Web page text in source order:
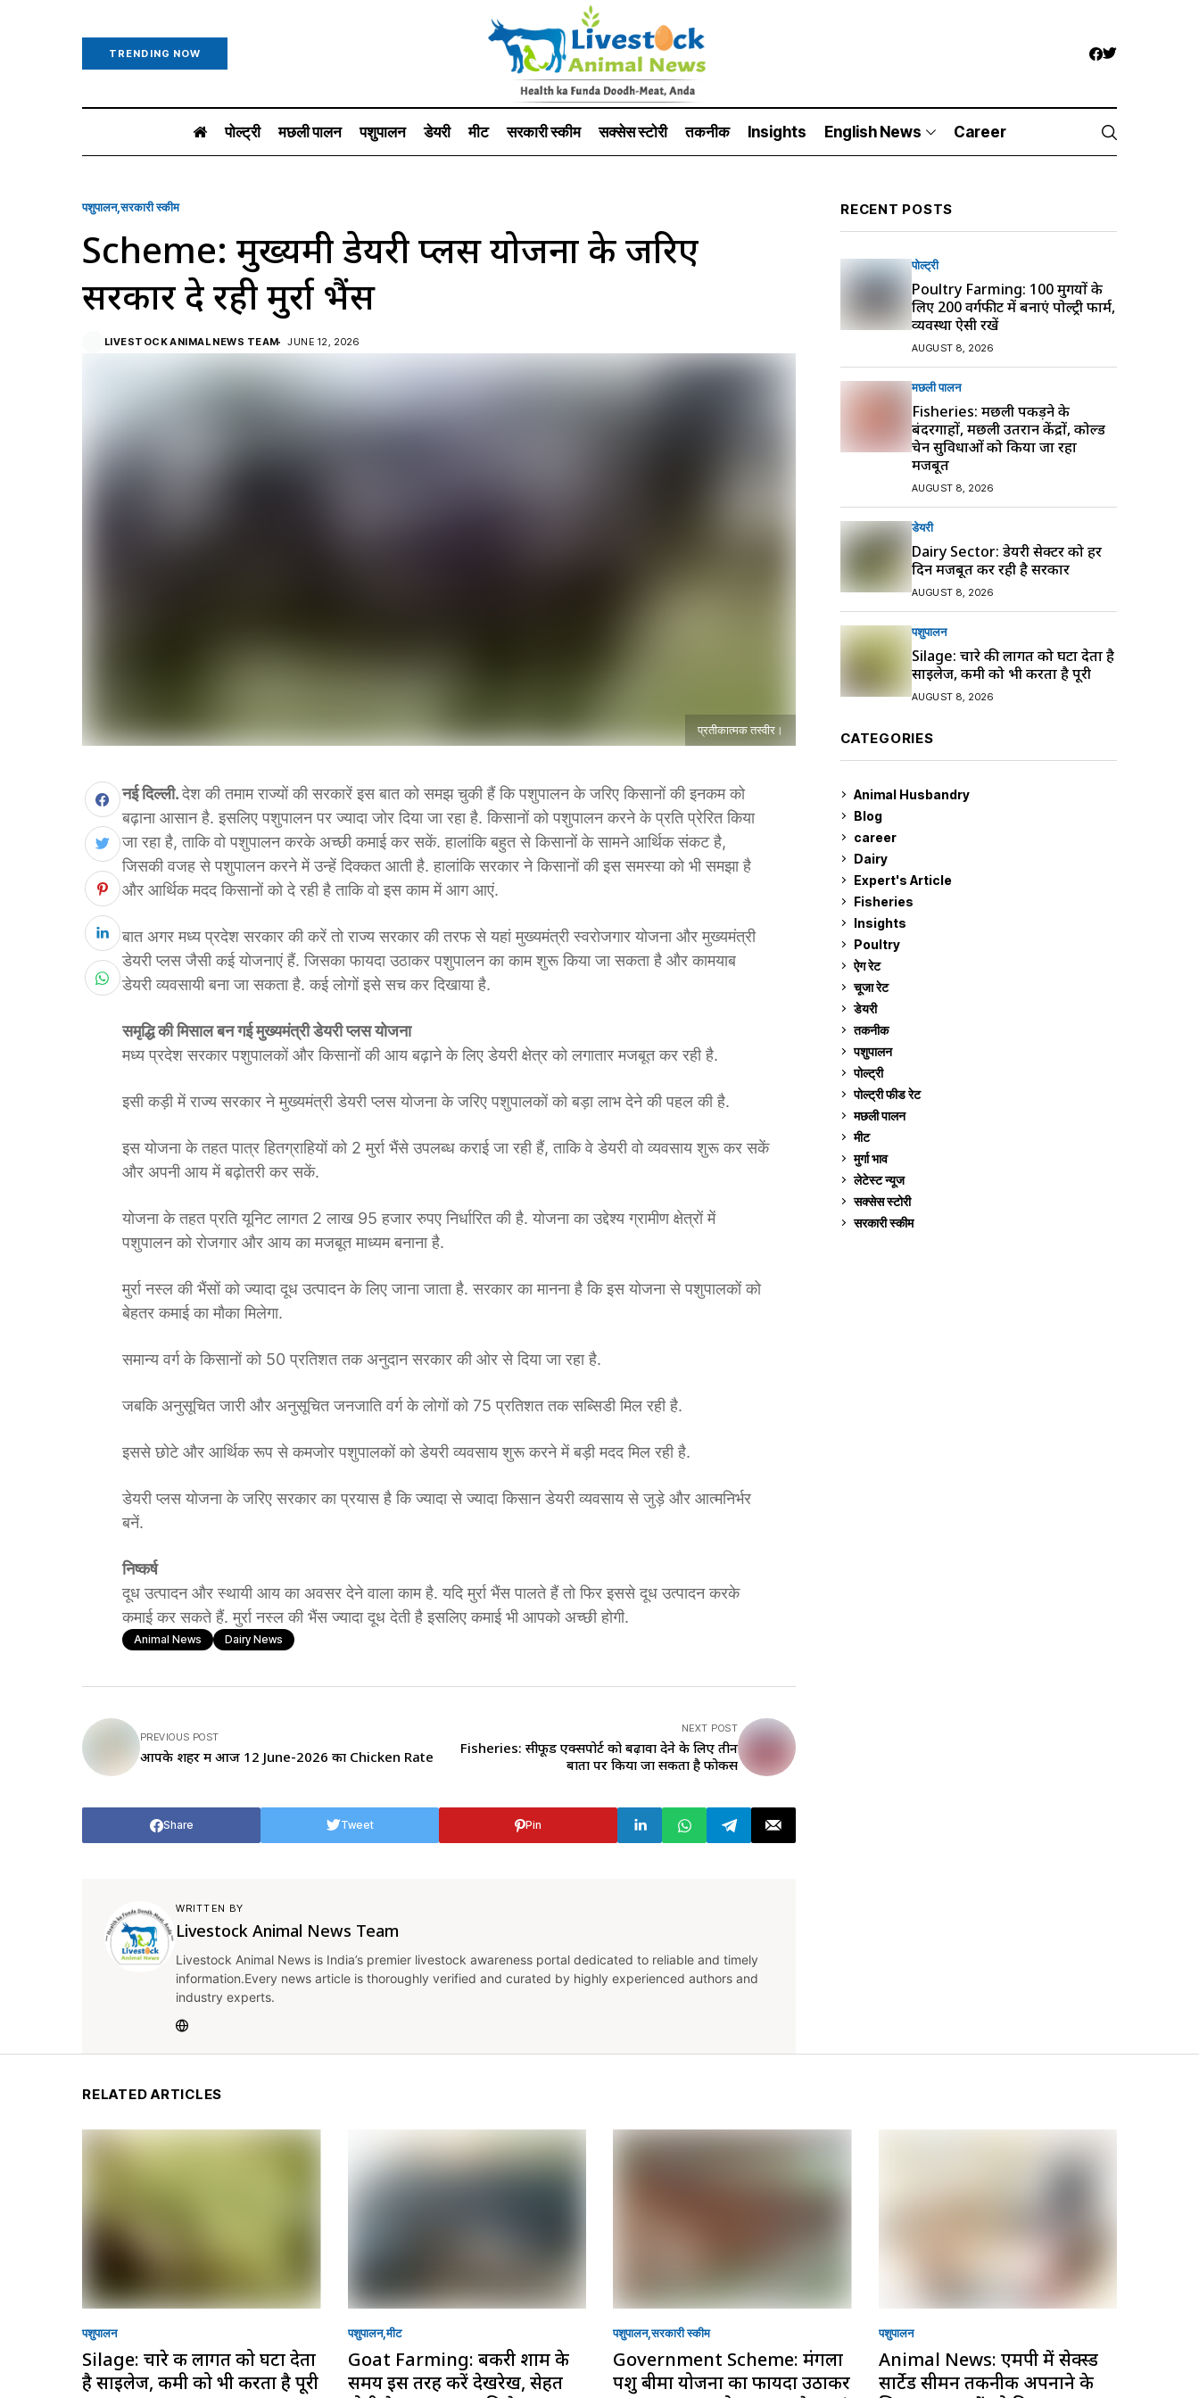
TRENDING NOW
पोल्ट्री मछली पालन पशुपालन डेयरी मीट सरकारी स्की‍म सक्सेस स्टो‍री तकनीक Insights English News Career
पशुपालन सरकारी स्की‍म
Scheme: मुख्यमंत्री डेयरी प्लस योजना के जरिए
सरकार दे रही मुर्रा भैंस
LIVESTOCK ANIMAL NEWS TEAM JUNE 12, 2026
प्रतीकात्मक तस्वीर।
नई दिल्ली.देश की तमाम राज्यों की सरकारें इस बात को समझ चुकी हैं कि पशुपालन के जरिए किसानों की इनकम को
बढ़ाना आसान है. इसलिए पशुपालन पर ज्यादा जोर दिया जा रहा है. किसानों को पशुपालन करने के प्रति प्रेरित किया
जा रहा है, ताकि वो पशुपालन करके अच्छी कमाई कर सकें. हालांकि बहुत से किसानों के सामने आर्थिक संकट है,
जिसकी वजह से पशुपालन करने में उन्हें दिक्कत आती है. हालांकि सरकार ने किसानों की इस समस्या को भी समझा है
और आर्थिक मदद किसानों को दे रही है ताकि वो इस काम में आग आएं.
बात अगर मध्य प्रदेश सरकार की करें तो राज्य सरकार की तरफ से यहां मुख्यमंत्री स्वरोजगार योजना और मुख्यमंत्री
डेयरी प्लस जैसी कई योजनाएं हैं. जिसका फायदा उठाकर पशुपालन का काम शुरू किया जा सकता है और कामयाब
डेयरी व्यवसायी बना जा सकता है. कई लोगों इसे सच कर दिखाया है.
समृद्धि की मिसाल बन गई मुख्यमंत्री डेयरी प्लस योजना
मध्य प्रदेश सरकार पशुपालकों और किसानों की आय बढ़ाने के लिए डेयरी क्षेत्र को लगातार मजबूत कर रही है.
इसी कड़ी में राज्य सरकार ने मुख्यमंत्री डेयरी प्लस योजना के जरिए पशुपालकों को बड़ा लाभ देने की पहल की है.
इस योजना के तहत पात्र हितग्राहियों को 2 मुर्रा भैंसे उपलब्ध कराई जा रही हैं, ताकि वे डेयरी वो व्यवसाय शुरू कर सकें
और अपनी आय में बढ़ोतरी कर सकें.
योजना के तहत प्रति यूनिट लागत 2 लाख 95 हजार रुपए निर्धारित की है. योजना का उद्देश्य ग्रामीण क्षेत्रों में
पशुपालन को रोजगार और आय का मजबूत माध्यम बनाना है.
मुर्रा नस्ल की भैंसों को ज्यादा दूध उत्पादन के लिए जाना जाता है. सरकार का मानना है कि इस योजना से पशुपालकों को
बेहतर कमाई का मौका मिलेगा.
समान्य वर्ग के किसानों को 50 प्रतिशत तक अनुदान सरकार की ओर से दिया जा रहा है.
जबकि अनुसूचित जारी और अनुसू‌चित जनजाति वर्ग के लोगों को 75 प्रतिशत तक सब्सिडी मिल रही है.
इससे छोटे और आर्थिक रूप से कमजोर पशुपालकों को डेयरी व्यवसाय शुरू करने में बड़ी मदद मिल रही है.
डेयरी प्लस योजना के जरिए सरकार का प्रयास है कि ज्यादा से ज्यादा किसान डेयरी व्यवसाय से जुड़े और आत्मनिर्भर
बनें.
निष्कर्ष
दूध उत्पादन और स्थायी आय का अवसर देने वाला काम है. यदि मुर्रा भैंस पालते हैं तो फिर इससे दूध उत्पादन करके
कमाई कर सकते हैं. मुर्रा नस्ल की भैंस ज्यादा दूध देती है इसलिए कमाई भी आपको अच्छी होगी.
Animal News Dairy News
PREVIOUS POST
आपके शहर में आज 12 June-2026 का Chicken Rate
NEXT POST
Fisheries: सीफूड एक्सपोर्ट को बढ़ावा देने के लिए तीन
बातों पर किया जा सकता है फोकस
Share Tweet Pin
WRITTEN BY
Livestock Animal News Team
Livestock Animal News is India’s premier livestock awareness portal dedicated to reliable and timely
information.Every news article is thoroughly verified and curated by highly experienced authors and
industry experts.
RECENT POSTS
पोल्ट्री
Poultry Farming: 100 मुर्गियों के
लिए 200 वर्गफीट में बनाएं पोल्ट्री फार्म,
व्यवस्था ऐसी रखें
AUGUST 8, 2026
मछली पालन
Fisheries: मछली पकड़ने के
बंदरगाहों, मछली उतरान केंद्रों, कोल्ड
चेन सुविधाओं को किया जा रहा
मजबूत
AUGUST 8, 2026
डेयरी
Dairy Sector: डेयरी सेक्टर को हर
दिन मजबूत कर रही है सरकार
AUGUST 8, 2026
पशुपालन
Silage: चारे की लागत को घटा देता है
साइलेज, कमी को भी करता है पूरी
AUGUST 8, 2026
CATEGORIES
Animal Husbandry
Blog
career
Dairy
Expert's Article
Fisheries
Insights
Poultry
ऐग रेट
चूजा रेट
डेयरी
तकनीक
पशुपालन
पोल्ट्री
पोल्ट्री फीड रेट
मछली पालन
मीट
मुर्गा भाव
लेटेस्ट न्यूज
सक्सेस स्टो‍री
सरकारी स्की‍म
RELATED ARTICLES
पशुपालन
Silage: चारे की लागत को घटा देता
है साइलेज, कमी को भी करता है पूरी
पशुपालन मीट
Goat Farming: बकरी शाम के
समय इस तरह करें देखरेख, सेहत
पशुपालन सरकारी स्की‍म
Government Scheme: मंगला
पशु बीमा योजना का फायदा उठाकर
पशुपालन
Animal News: एमपी में सेक्स्ड
सार्टेड सीमन तकनीक अपनाने के